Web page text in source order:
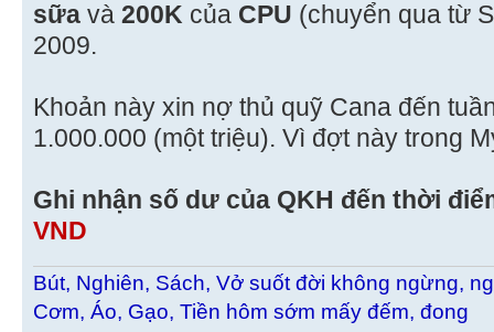
sữa và 200K của CPU (chuyển qua từ
2009.
Khoản này xin nợ thủ quỹ Cana đến
1.000.000 (một triệu). Vì đợt này trong
Ghi nhận số dư của QKH đến thời
VND
Bút, Nghiên, Sách, Vở suốt đời không ngừng,
Cơm, Áo, Gạo, Tiền hôm sớm mấy đếm, đong